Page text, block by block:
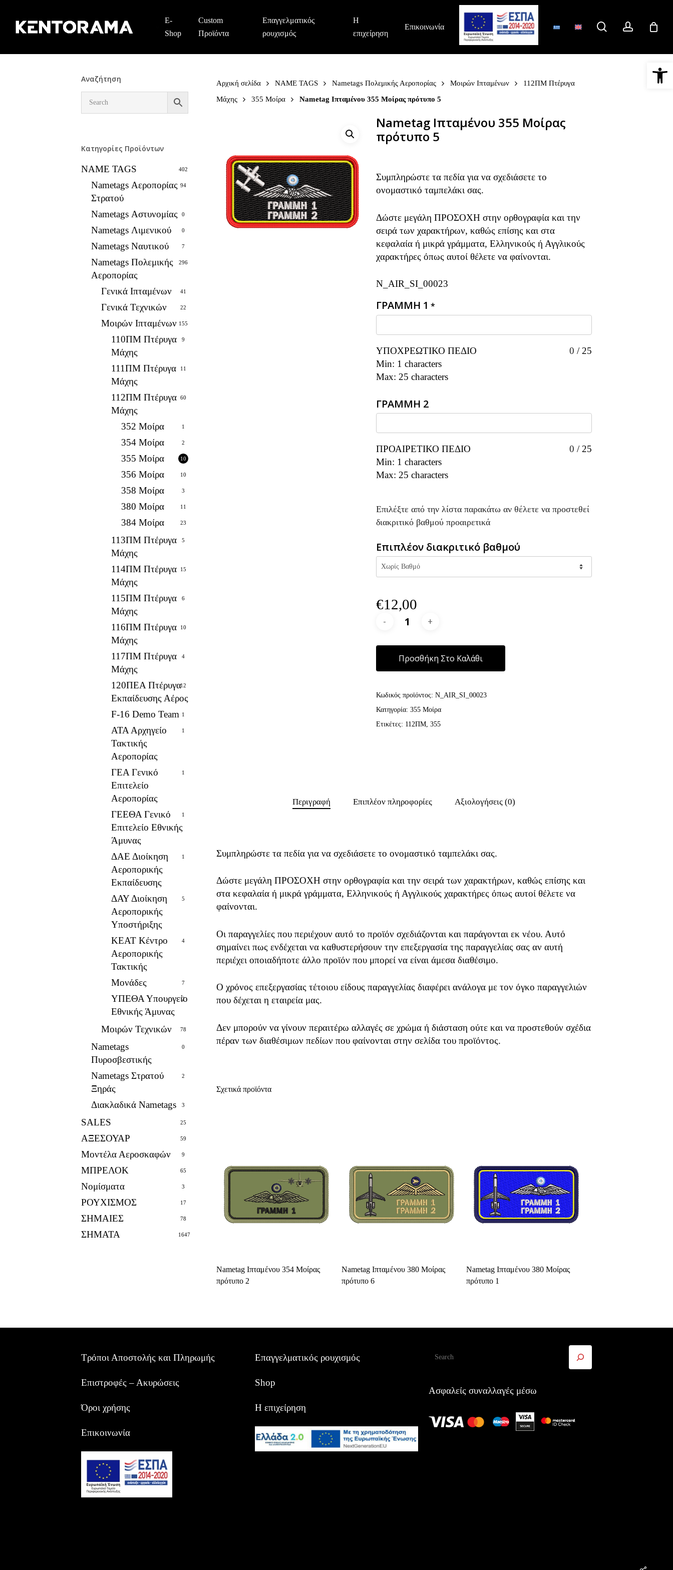
main
E-
Shop
Custom
Προϊόντα
Επαγγελματικός
ρουχισμός
Η
επιχείρηση
Επικοινωνία searchaccount
Αναζήτηση
Κατηγορίες Προϊόντων
NAME TAGS 402
Nametags Αεροπορίας
Στρατού
94
Nametags Αστυνομίας 0
Nametags Λιμενικού 0
Nametags Ναυτικού 7
Nametags Πολεμικής
Αεροπορίας
296
Γενικά Ιπταμένων 41
Γενικά Τεχνικών 22
Μοιρών Ιπταμένων 155
110ΠΜ Πτέρυγα
Μάχης
9
111ΠΜ Πτέρυγα
Μάχης
11
112ΠΜ Πτέρυγα
Μάχης
60
352 Μοίρα 1
354 Μοίρα 2
355 Μοίρα 10
356 Μοίρα 10
358 Μοίρα 3
380 Μοίρα 11
384 Μοίρα 23
113ΠΜ Πτέρυγα
Μάχης
5
114ΠΜ Πτέρυγα
Μάχης
15
115ΠΜ Πτέρυγα
Μάχης
6
116ΠΜ Πτέρυγα
Μάχης
10
117ΠΜ Πτέρυγα
Μάχης
4
120ΠΕΑ Πτέρυγα
Εκπαίδευσης Αέρος
12
F-16 Demo Team 1
ΑΤΑ Αρχηγείο
Τακτικής
Αεροπορίας
1
ΓΕΑ Γενικό
Επιτελείο
Αεροπορίας
1
ΓΕΕΘΑ Γενικό
Επιτελείο Εθνικής
Άμυνας
1
ΔΑΕ Διοίκηση
Αεροπορικής
Εκπαίδευσης
1
ΔΑΥ Διοίκηση
Αεροπορικής
Υποστήριξης
5
ΚΕΑΤ Κέντρο
Αεροπορικής
Τακτικής
4
Μονάδες 7
ΥΠΕΘΑ Υπουργείο
Εθνικής Άμυνας
2
Μοιρών Τεχνικών 78
Nametags
Πυροσβεστικής
0
Nametags Στρατού
Ξηράς
2
Διακλαδικά Nametags 3
SALES 25
ΑΞΕΣΟΥΑΡ 59
Μοντέλα Αεροσκαφών 9
ΜΠΡΕΛΟΚ 65
Νομίσματα 3
ΡΟΥΧΙΣΜΟΣ 17
ΣΗΜΑΙΕΣ 78
ΣΗΜΑΤΑ 1647
Αρχική σελίδα NAME TAGS Nametags Πολεμικής Αεροπορίας Μοιρών Ιπταμένων
112ΠΜ Πτέρυγα
Μάχης
355 Μοίρα Nametag Ιπταμένου 355 Μοίρας πρότυπο 5
Nametag Ιπταμένου 355 Μοίρας
πρότυπο 5
Συμπληρώστε τα πεδία για να σχεδιάσετε το
ονομαστικό ταμπελάκι σας.
Δώστε μεγάλη ΠΡΟΣΟΧΗ στην ορθογραφία και την
σειρά των χαρακτήρων, καθώς επίσης και στα
κεφαλαία ή μικρά γράμματα, Ελληνικούς ή Αγγλικούς
χαρακτήρες όπως αυτοί θέλετε να φαίνονται.
N_AIR_SI_00023
ΓΡΑΜΜΗ 1 *
0 / 25
ΥΠΟΧΡΕΩΤΙΚΟ ΠΕΔΙΟ
Min: 1 characters
Max: 25 characters
ΓΡΑΜΜΗ 2
0 / 25
ΠΡΟΑΙΡΕΤΙΚΟ ΠΕΔΙΟ
Min: 1 characters
Max: 25 characters
Επιλέξτε από την λίστα παρακάτω αν θέλετε να προστεθεί
διακριτικό βαθμού προαιρετικά
Επιπλέον διακριτικό βαθμού
€12,00
Προσθήκη Στο Καλάθι
Κωδικός προϊόντος: N_AIR_SI_00023
Κατηγορία: 355 Μοίρα
Ετικέτες: 112ΠΜ, 355
Περιγραφή Επιπλέον πληροφορίες Αξιολογήσεις (0)
Συμπληρώστε τα πεδία για να σχεδιάσετε το ονομαστικό ταμπελάκι σας.
Δώστε μεγάλη ΠΡΟΣΟΧΗ στην ορθογραφία και την σειρά των χαρακτήρων, καθώς επίσης και
στα κεφαλαία ή μικρά γράμματα, Ελληνικούς ή Αγγλικούς χαρακτήρες όπως αυτοί θέλετε να
φαίνονται.
Οι παραγγελίες που περιέχουν αυτό το προϊόν σχεδιάζονται και παράγονται εκ νέου. Αυτό
σημαίνει πως ενδέχεται να καθυστερήσουν την επεξεργασία της παραγγελίας σας αν αυτή
περιέχει οποιαδήποτε άλλο προϊόν που μπορεί να είναι άμεσα διαθέσιμο.
Ο χρόνος επεξεργασίας τέτοιου είδους παραγγελίας διαφέρει ανάλογα με τον όγκο παραγγελιών
που δέχεται η εταιρεία μας.
Δεν μπορούν να γίνουν περαιτέρω αλλαγές σε χρώμα ή διάσταση ούτε και να προστεθούν σχέδια
πέραν των διαθέσιμων πεδίων που φαίνονται στην σελίδα του προϊόντος.
Σχετικά προϊόντα
Nametag Ιπταμένου 354 Μοίρας
πρότυπο 2
Nametag Ιπταμένου 380 Μοίρας
πρότυπο 6
Nametag Ιπταμένου 380 Μοίρας
πρότυπο 1
Τρόποι Αποστολής και Πληρωμής
Επιστροφές – Ακυρώσεις
Όροι χρήσης
Επικοινωνία
Επαγγελματικός ρουχισμός
Shop
Η επιχείρηση
Ασφαλείς συναλλαγές μέσω